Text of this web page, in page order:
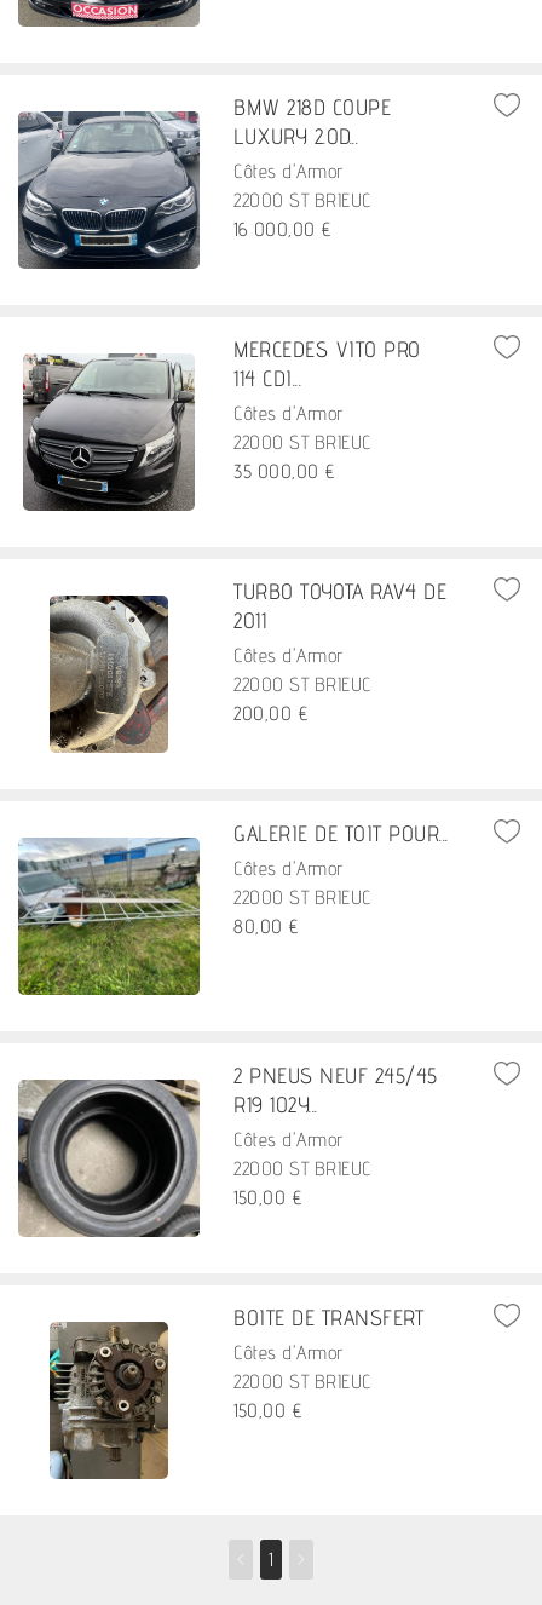
BMW 218D COUPE
LUXURY 2.0D...
Côtes d'Armor
22000 ST BRIEUC
16 000,00 €
MERCEDES VITO PRO
114 CDI...
Côtes d'Armor
22000 ST BRIEUC
35 000,00 €
TURBO TOYOTA RAV4 DE
2011
Côtes d'Armor
22000 ST BRIEUC
200,00 €
GALERIE DE TOIT POUR...
Côtes d'Armor
22000 ST BRIEUC
80,00 €
2 PNEUS NEUF 245/45
R19 102Y...
Côtes d'Armor
22000 ST BRIEUC
150,00 €
BOITE DE TRANSFERT
Côtes d'Armor
22000 ST BRIEUC
150,00 €
1 >